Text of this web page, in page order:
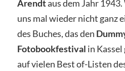
Arendtaus dem Jahr
uns mal wieder nicht ganz
des Buches, das den
Fotobookfestival in
auf vielen Best of-Listen